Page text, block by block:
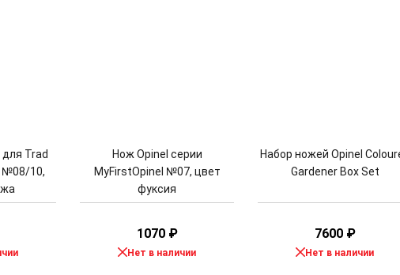
для Trad
10,
Нож Opinel серии
MyFirstOpinel №07, цвет
фуксия
1070 ₽
Нет в наличии
Набор ножей Opinel
Gardener Box Set
7600 ₽
Нет в наличии